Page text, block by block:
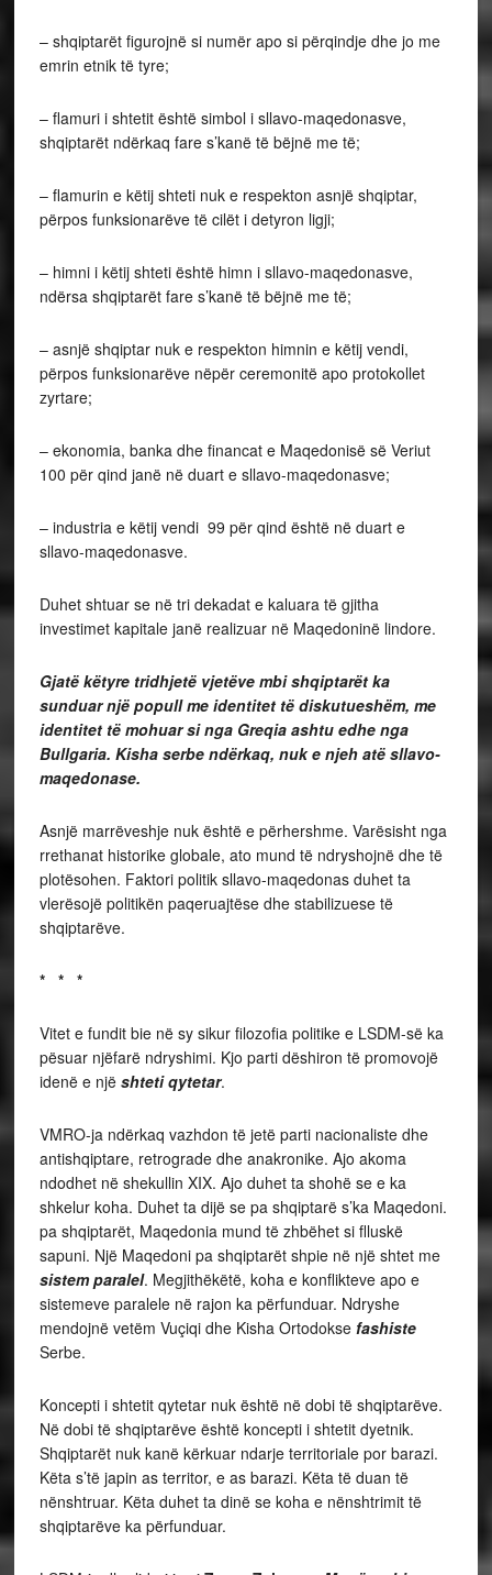
– shqiptarët figurojnë si numër apo si përqindje dhe jo me
emrin etnik të tyre;
– flamuri i shtetit është simbol i sllavo-maqedonasve,
shqiptarët ndërkaq fare s’kanë të bëjnë me të;
– flamurin e këtij shteti nuk e respekton asnjë shqiptar,
përpos funksionarëve të cilët i detyron ligji;
– himni i këtij shteti është himn i sllavo-maqedonasve,
ndërsa shqiptarët fare s’kanë të bëjnë me të;
– asnjë shqiptar nuk e respekton himnin e këtij vendi,
përpos funksionarëve nëpër ceremonitë apo protokollet
zyrtare;
– ekonomia, banka dhe financat e Maqedonisë së Veriut
100 për qind janë në duart e sllavo-maqedonasve;
– industria e këtij vendi 99 për qind është në duart e
sllavo-maqedonasve.
Duhet shtuar se në tri dekadat e kaluara të gjitha
investimet kapitale janë realizuar në Maqedoninë lindore.
Gjatë këtyre tridhjetë vjetëve mbi shqiptarët ka
sunduar një popull me identitet të diskutueshëm, me
identitet të mohuar si nga Greqia ashtu edhe nga
Bullgaria. Kisha serbe ndërkaq, nuk e njeh atë sllavo-
maqedonase.
Asnjë marrëveshje nuk është e përhershme. Varësisht nga
rrethanat historike globale, ato mund të ndryshojnë dhe të
plotësohen. Faktori politik sllavo-maqedonas duhet ta
vlerësojë politikën paqeruajtëse dhe stabilizuese të
shqiptarëve.
* * *
Vitet e fundit bie në sy sikur filozofia politike e LSDM-së ka
pësuar njëfarë ndryshimi. Kjo parti dëshiron të promovojë
idenë e një shteti qytetar.
VMRO-ja ndërkaq vazhdon të jetë parti nacionaliste dhe
antishqiptare, retrograde dhe anakronike. Ajo akoma
ndodhet në shekullin XIX. Ajo duhet ta shohë se e ka
shkelur koha. Duhet ta dijë se pa shqiptarë s’ka Maqedoni.
pa shqiptarët, Maqedonia mund të zhbëhet si flluskë
sapuni. Një Maqedoni pa shqiptarët shpie në një shtet me
sistem paralel. Megjithëkëtë, koha e konflikteve apo e
sistemeve paralele në rajon ka përfunduar. Ndryshe
mendojnë vetëm Vuçiqi dhe Kisha Ortodokse fashiste
Serbe.
Koncepti i shtetit qytetar nuk është në dobi të shqiptarëve.
Në dobi të shqiptarëve është koncepti i shtetit dyetnik.
Shqiptarët nuk kanë kërkuar ndarje territoriale por barazi.
Këta s’të japin as territor, e as barazi. Këta të duan të
nënshtruar. Këta duhet ta dinë se koha e nënshtrimit të
shqiptarëve ka përfunduar.